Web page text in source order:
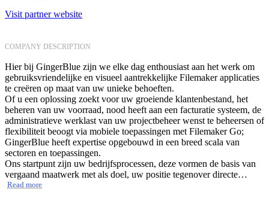
Visit partner website
COMPANY DESCRIPTION
Hier bij GingerBlue zijn we elke dag enthousiast aan het werk om
gebruiksvriendelijke en visueel aantrekkelijke Filemaker applicaties
te creëren op maat van uw unieke behoeften.
Of u een oplossing zoekt voor uw groeiende klantenbestand, het
beheren van uw voorraad, nood heeft aan een facturatie systeem, de
administratieve werklast van uw projectbeheer wenst te beheersen of
flexibiliteit beoogt via mobiele toepassingen met Filemaker Go;
GingerBlue heeft expertise opgebouwd in een breed scala van
sectoren en toepassingen.
Ons startpunt zijn uw bedrijfsprocessen, deze vormen de basis van
vergaand maatwerk met als doel, uw positie tegenover directe
concurrenten in economisch uitdagende tijden te versterken.
Read more